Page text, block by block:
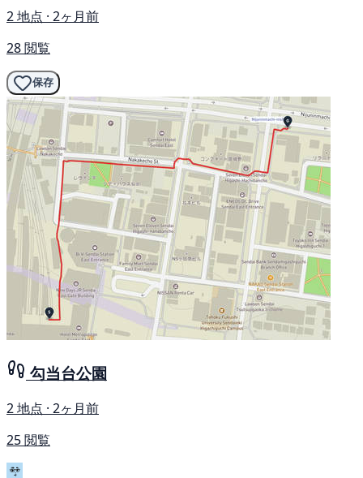
2 地点 · 2ヶ月前
28 閲覧
保存
勾当台公園
2 地点 · 2ヶ月前
25 閲覧